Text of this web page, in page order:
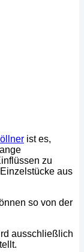
ist es,
zu
aus
so von der
ausschließlich